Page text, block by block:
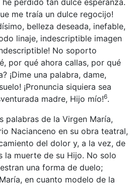
me traía un dulce regocijo!
belleza deseada, inefable,
linaje, indescriptible imagen
No soporto
por qué ahora callas, por qué
¡Dime una palabra, dame,
¡Pronuncia siquiera sea
madre, Hijo mío!6.
palabras de la Virgen María,
Nacianceno en su obra teatral,
del dolor y, a la vez, de
la muerte de su Hijo. No solo
una forma de duelo;
en cuanto modelo de la